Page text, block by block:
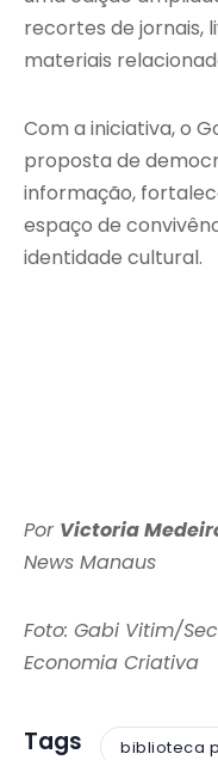
recortes de jornais,
materiais
Com a iniciativa, o
proposta de
informação,
espaço de
identidade cultural.
Por Victoria
News Manaus
Foto: Gabi Vitim/
Economia Criativa
Tags biblioteca